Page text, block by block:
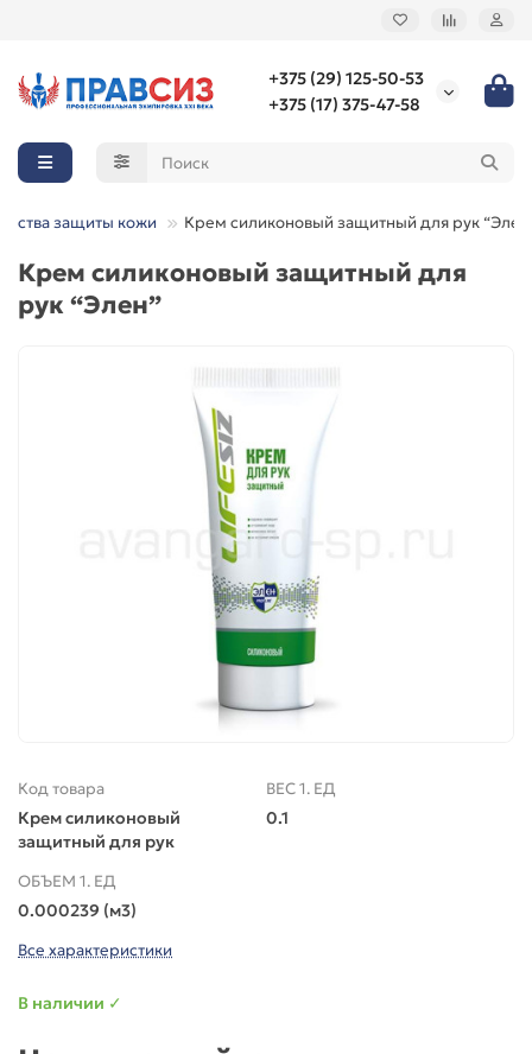
+375 (29) 125-50-53
+375 (17) 375-47-58
защиты кожи Крем силиконовый защитный для рук
Крем силиконовый защитный для
рук “Элен”
Код товара
Крем силиконовый
защитный для рук
ВЕС 1. ЕД
0.1
ОБЪЕМ 1. ЕД
0.000239 (м3)
Все характеристики
В наличии ✓